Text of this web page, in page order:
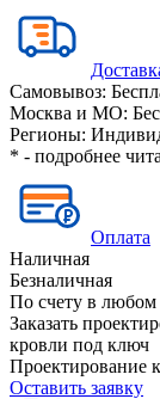
Самовывоз:
Москва и МО:
Регионы:
* - подробнее
Оплата
Наличная
Безналичная
По счету в любом
Заказать
кровли под ключ
Проектирование
Оставить заявку